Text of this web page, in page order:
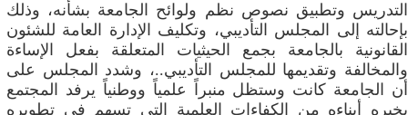
التدريس وتطبيق نصوص نظم ولوائح الجامعة بشأنه، وذلك
بإحالته إلى المجلس التأديبي، وتكليف الإدارة العامة للشئون
القانونية بالجامعة بجمع الحيثيات المتعلقة بفعل الإساءة
والمخالفة وتقديمها للمجلس التأديبي..، وشدد المجلس على
أن الجامعة كانت وستظل منبراً علمياً ووطنياً يرفد المجتمع
بخيره أبناءه من الكفاءات العلمية التي تسهم في تطويره